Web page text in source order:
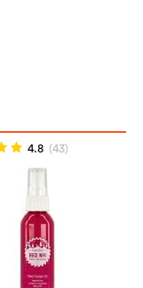
4.8 (43)